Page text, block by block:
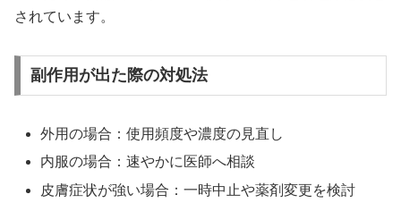
されています。
副作用が出た際の対処法
外用の場合：使用頻度や濃度の見直し
内服の場合：速やかに医師へ相談
皮膚症状が強い場合：一時中止や薬剤変更を検討